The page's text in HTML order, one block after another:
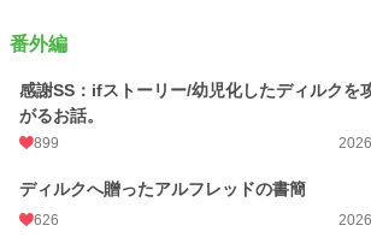
番外編
感謝SS：ifストーリー/幼児化したディルクを
がるお話。
899
ディルクへ贈ったアルフレッドの書簡
626